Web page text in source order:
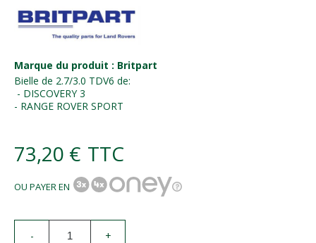
Marque du produit : Britpart
Bielle de 2.7/3.0 TDV6 de:
- DISCOVERY 3
- RANGE ROVER SPORT
73,20 € TTC
OU PAYER EN
- +